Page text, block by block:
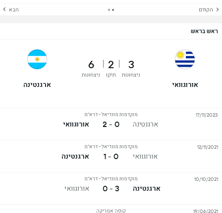
הקודם הבא
ראש בראש
אורוגוואי
3
ניצחונות
2
תיקו
6
ניצחונות
ארגנטינה
ארגנטינה
מוקדמות מונדיאל - דרא"מ
0 - 2 אורוגוואי
17/11/2023
אורוגוואי
מוקדמות מונדיאל - דרא"מ
0 - 1 ארגנטינה
12/11/2021
ארגנטינה
מוקדמות מונדיאל - דרא"מ
3 - 0 אורוגוואי
10/10/2021
קופה אמריקה 19/06/2021